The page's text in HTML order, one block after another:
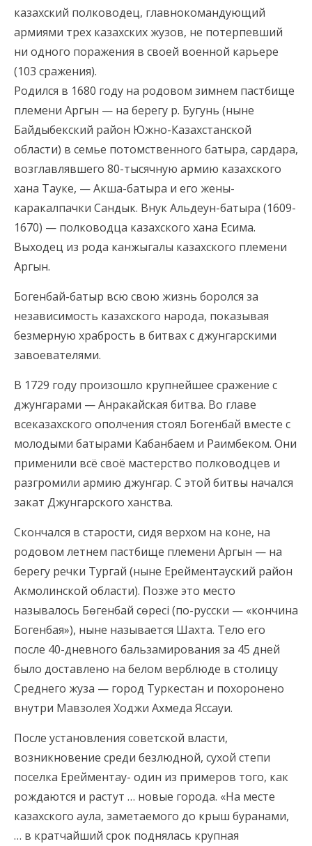
казахский полководец, главнокомандующий
армиями трех казахских жузов, не потерпевший
ни одного поражения в своей военной карьере
(103 сражения).
Родился в 1680 году на родовом зимнем пастбище
племени Аргын — на берегу р. Бугунь (ныне
Байдыбекский район Южно-Казахстанской
области) в семье потомственного батыра, сардара,
возглавлявшего 80-тысячную армию казахского
хана Тауке, — Акша-батыра и его жены-
каракалпачки Сандык. Внук Альдеун-батыра (1609-
1670) — полководца казахского хана Есима.
Выходец из рода канжыгалы казахского племени
Аргын.
Богенбай-батыр всю свою жизнь боролся за
независимость казахского народа, показывая
безмерную храбрость в битвах с джунгарскими
завоевателями.
В 1729 году произошло крупнейшее сражение с
джунгарами — Анракайская битва. Во главе
всеказахского ополчения стоял Богенбай вместе с
молодыми батырами Кабанбаем и Раимбеком. Они
применили всё своё мастерство полководцев и
разгромили армию джунгар. С этой битвы начался
закат Джунгарского ханства.
Скончался в старости, сидя верхом на коне, на
родовом летнем пастбище племени Аргын — на
берегу речки Тургай (ныне Ерейментауский район
Акмолинской области). Позже это место
называлось Бөгенбай сөресі (по-русски — «кончина
Богенбая»), ныне называется Шахта. Тело его
после 40-дневного бальзамирования за 45 дней
было доставлено на белом верблюде в столицу
Среднего жуза — город Туркестан и похоронено
внутри Мавзолея Ходжи Ахмеда Яссауи.
После установления советской власти,
возникновение среди безлюдной, сухой степи
поселка Ерейментау- один из примеров того, как
рождаются и растут … новые города. «На месте
казахского аула, заметаемого до крыш буранами,
… в кратчайший срок поднялась крупная